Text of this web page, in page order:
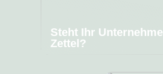
Steht Ihr
Zettel?